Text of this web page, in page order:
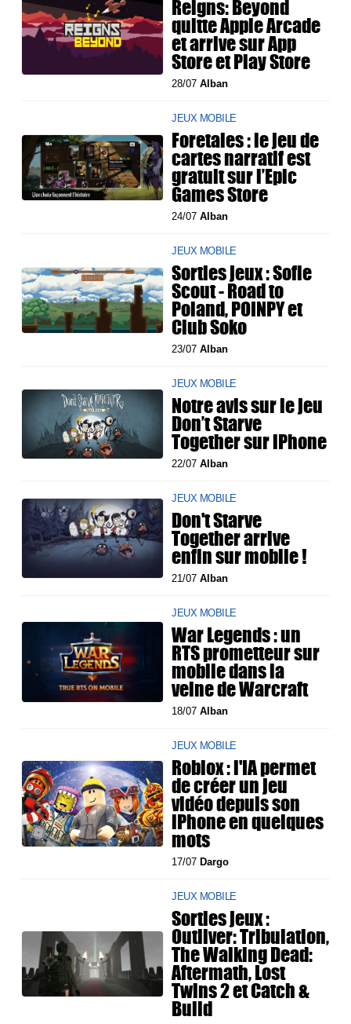
Reigns: Beyond
quitte Apple Arcade
et arrive sur App
Store et Play Store
28/07Alban
JEUX MOBILE
Foretales : le jeu de
cartes narratif est
gratuit sur l’Epic
Games Store
24/07Alban
JEUX MOBILE
Sorties jeux : Sofie
Scout - Road to
Poland, POINPY et
Club Soko
23/07Alban
JEUX MOBILE
Notre avis sur le jeu
Don’t Starve
Together sur iPhone
22/07Alban
JEUX MOBILE
Don't Starve
Together arrive
enfin sur mobile !
21/07Alban
JEUX MOBILE
War Legends : un
RTS prometteur sur
mobile dans la
veine de Warcraft
18/07Alban
JEUX MOBILE
Roblox : l'IA permet
de créer un jeu
vidéo depuis son
iPhone en quelques
mots
17/07 Dargo
JEUX MOBILE
Sorties jeux :
Outliver: Tribulation,
The Walking Dead:
Aftermath, Lost
Twins 2 et Catch &
Build